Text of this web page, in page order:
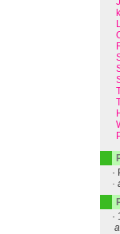
·
·
·